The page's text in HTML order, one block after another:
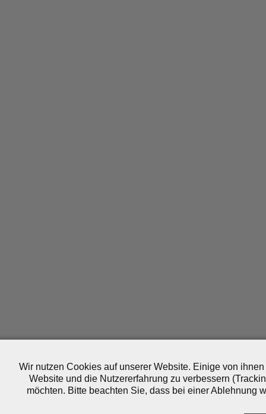
Wir nutzen Cookies auf unserer Website. Einige von
Website und die Nutzererfahrung zu verbessern
möchten. Bitte beachten Sie, dass bei einer Ablehnung